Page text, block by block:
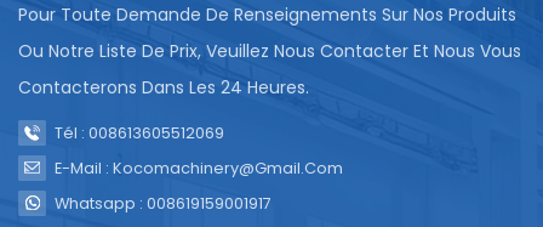
Pour Toute Demande De Renseignements Sur Nos Produits
Ou Notre Liste De Prix, Veuillez Nous Contacter Et Nous Vous
Contacterons Dans Les 24 Heures.
Tél : 008613605512069
E-Mail : Kocomachinery@gmail.com
Whatsapp : 008619159001917